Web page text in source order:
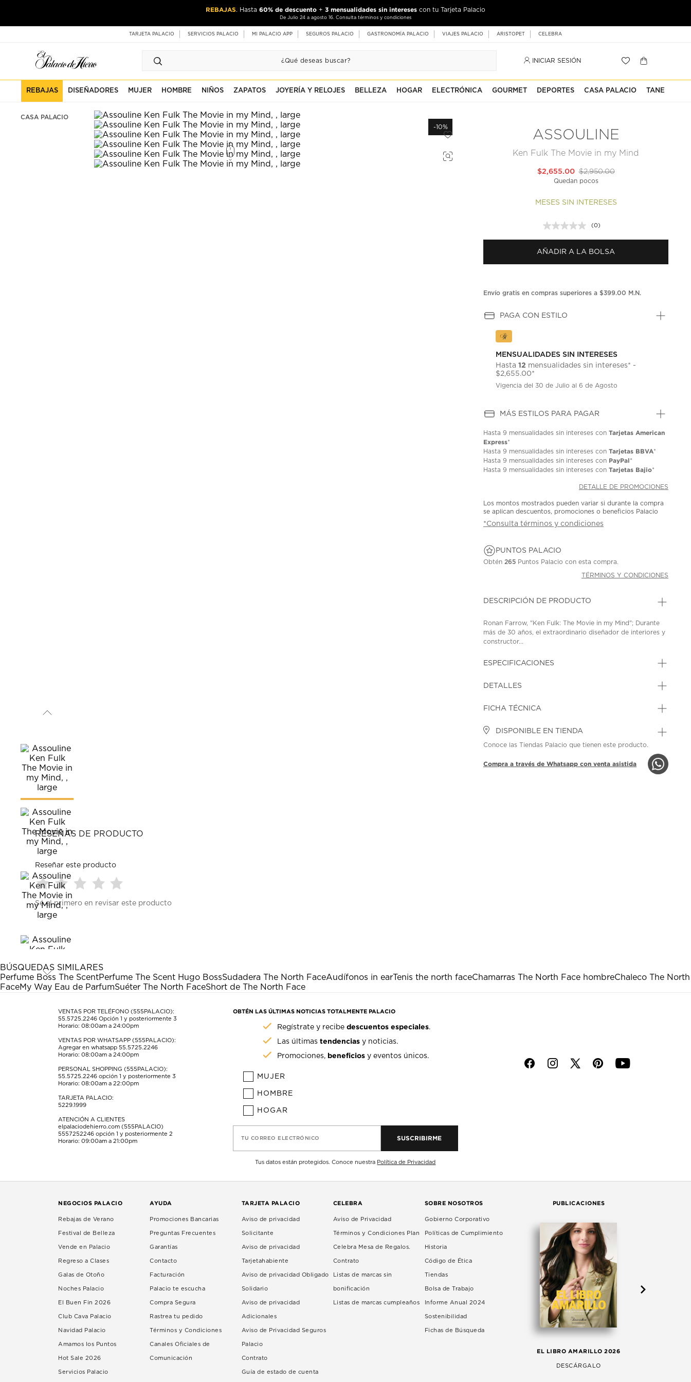
REBAJAS. Hasta 60% de descuento + 3 mensualidades sin intereses con tu Tarjeta Palacio
De Julio 24 a agosto 16. Consulta términos y condiciones
TARJETA PALACIO SERVICIOS PALACIO MI PALACIO APP SEGUROS PALACIO GASTRONOMÍA PALACIO VIAJES PALACIO ARISTOPET CELEBRA
INICIAR SESIÓN
REBAJAS DISEÑADORES MUJER HOMBRE NIÑOS ZAPATOS JOYERÍA Y RELOJES BELLEZA HOGAR ELECTRÓNICA GOURMET DEPORTES CASA PALACIO TANE
CASA PALACIO
-10%
ASSOULINE
Ken Fulk The Movie in my Mind
$2,950.00
$2,655.00
Quedan pocos
MESES SIN INTERESES
Sin
puntuación.
en
la
(0)
AÑADIR A LA BOLSA
Envío gratis en compras superiores a $399.00 M.N.
PAGA CON ESTILO
MENSUALIDADES SIN INTERESES
Hasta12 mensualidades sin intereses* -
$2,655.00*
Vigencia del 30 de Julio al 6 de Agosto
MÁS ESTILOS PARA PAGAR
Hasta9 mensualidades sin intereses conTarjetas American
Express*
Hasta9 mensualidades sin intereses conTarjetas BBVA*
Hasta9 mensualidades sin intereses con PayPal*
Hasta9 mensualidades sin intereses conTarjetas Bajio*
DETALLE DE PROMOCIONES
Los montos mostrados pueden variar si durante la compra
se aplican descuentos, promociones o beneficios Palacio
*Consulta términos y condiciones
PUNTOS PALACIO
Obtén 265 Puntos Palacio con esta compra.
TÉRMINOS Y CONDICIONES
DESCRIPCIÓN DE PRODUCTO
Ronan Farrow, "Ken Fulk: The Movie in my Mind"; Durante
más de 30 años, el extraordinario diseñador de interiores y
constructor...
ESPECIFICACIONES
DETALLES
FICHA TÉCNICA
DISPONIBLE EN TIENDA
Conoce las Tiendas Palacio que tienen este producto.
Compra a través de Whatsapp con venta asistida
RESEÑAS DE PRODUCTO
Reseñar este producto
Seleccionar
para
calificar
con
estrella
Esta
acción
abrirá
formulario
Seleccionar
para
calificar
con
estrellas.
Esta
acción
abrirá
formulario
de
Seleccionar
para
estrellas.
Esta
acción
abrirá
formulario
de
para
estrellas.
Esta
acción
abrirá
formulario
de
para
Esta
acción
abrirá
formulario
de
envío.
Sé el primero en revisar este producto
BÚSQUEDAS SIMILARES
Perfume Boss The ScentPerfume The Scent Hugo BossSudadera The North FaceAudífonos in earTenis the north faceChamarras The North Face hombreChaleco The North
FaceMy Way Eau de ParfumSuéter The North FaceShort de The North Face
VENTAS POR TELÉFONO (555PALACIO):
55.5725.2246 Opción 1 y posteriormente 3
Horario: 08:00am a 24:00pm
VENTAS POR WHATSAPP (555PALACIO):
Agregar en whatsapp 55.5725.2246
Horario: 08:00am a 24:00pm
PERSONAL SHOPPING (555PALACIO):
55.5725.2246 opción 1 y posteriormente 3
Horario: 08:00am a 22:00pm
TARJETA PALACIO:
5229.1999
ATENCIÓN A CLIENTES
elpalaciodehierro.com (555PALACIO)
5557252246 opción 1 y posteriormente 2
Horario: 09:00am a 21:00pm
OBTÉN LAS ÚLTIMAS NOTICIAS TOTALMENTE PALACIO
Regístrate y recibedescuentos especiales.
Las últimastendencias y noticias.
Promociones, beneficios y eventos únicos.
MUJER
HOMBRE
HOGAR
TU CORREO ELECTRÓNICO SUSCRIBIRME
Tus datos están protegidos. Conoce nuestra Política de Privacidad
f i p y
NEGOCIOS PALACIO
Rebajas de Verano
Festival de Belleza
Vende en Palacio
Regreso a Clases
Galas de Otoño
Noches Palacio
El Buen Fin 2026
Club Cava Palacio
Navidad Palacio
Amamos los Puntos
Hot Sale 2026
Servicios Palacio
AYUDA
Promociones Bancarias
Preguntas Frecuentes
Garantías
Contacto
Facturación
Palacio te escucha
Compra Segura
Rastrea tu pedido
Términos y Condiciones
Canales Oficiales de
Comunicación
TARJETA PALACIO
Aviso de privacidad
Solicitante
Aviso de privacidad
Tarjetahabiente
Aviso de privacidad Obligado
Solidario
Aviso de privacidad
Adicionales
Aviso de Privacidad Seguros
Palacio
Contrato
Guía de estado de cuenta
CELEBRA
Aviso de Privacidad
Términos y Condiciones Plan
Celebra Mesa de Regalos.
Contrato
Listas de marcas sin
bonificación
Listas de marcas cumpleaños
SOBRE NOSOTROS
Gobierno Corporativo
Políticas de Cumplimiento
Historia
Código de Ética
Tiendas
Bolsa de Trabajo
Informe Anual 2024
Sostenibilidad
Fichas de Búsqueda
PUBLICACIONES
EL LIBRO AMARILLO 2026
DESCÁRGALO